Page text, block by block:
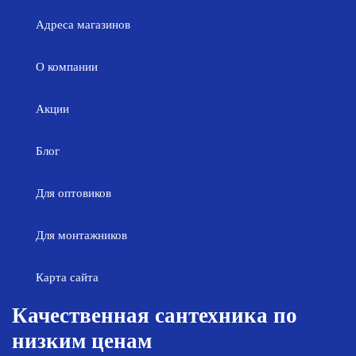
Адреса магазинов
О компании
Акции
Блог
Для оптовиков
Для монтажников
Карта сайта
Качественная сантехника по
низким ценам